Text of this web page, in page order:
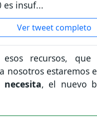
es insuf...
Ver tweet completo
recursos,
nosotros estaremos
, el nuevo